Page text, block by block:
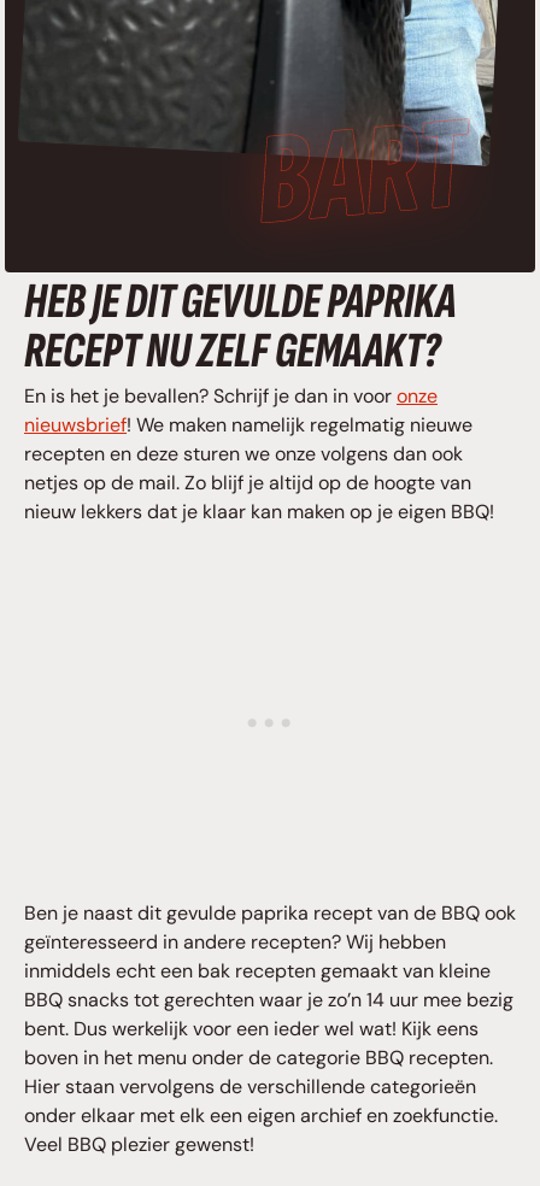
HEB JE DIT GEVULDE PAPRIKA
RECEPT NU ZELF GEMAAKT?
En is het je bevallen? Schrijf je dan in vooronze
nieuwsbrief! We maken namelijk regelmatig nieuwe
recepten en deze sturen we onze volgens dan ook
netjes op de mail. Zo blijf je altijd op de hoogte van
nieuw lekkers dat je klaar kan maken op je eigen BBQ!
Ben je naast dit gevulde paprika recept van de BBQ ook
geïnteresseerd in andere recepten? Wij hebben
inmiddels echt een bak recepten gemaakt van kleine
BBQ snacks tot gerechten waar je zo’n 14 uur mee bezig
bent. Dus werkelijk voor een ieder wel wat! Kijk eens
boven in het menu onder de categorie BBQ recepten.
Hier staan vervolgens de verschillende categorieën
onder elkaar met elk een eigen archief en zoekfunctie.
Veel BBQ plezier gewenst!